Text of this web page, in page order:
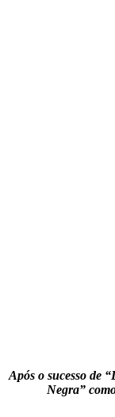
Após o sucesso de
Negra”